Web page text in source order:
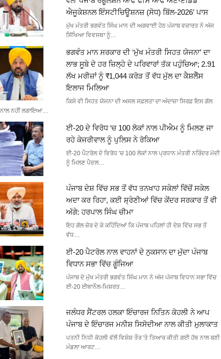
ਐਜੂਕੇਸ਼ਨਲ ਇੰਸਟੀਚਿਊਸ਼ਨਜ਼ (ਸੋਧ) ਬਿੱਲ-2026’ ਪਾਸ
ਮੁੱਖ ਮੰਤਰੀ ਭਗਵੰਤ ਸਿੰਘ ਮਾਨ ਦੀ ਅਗਵਾਈ ਹੇਠ ਪੰਜਾਬ ਵਜ਼ਾਰਤ ਨੇ ਅੱਜ
ਸਿੱਖਿਆ ਵਿਵਸਥਾ ਨੂੰ…
ਭਗਵੰਤ ਮਾਨ ਸਰਕਾਰ ਦੀ ‘ਮੁੱਖ ਮੰਤਰੀ ਸਿਹਤ ਯੋਜਨਾ’ ਦਾ
ਲਾਭ ਸੂਬੇ ਦੇ ਹਰ ਜ਼ਿਲ੍ਹੇ ਦੇ ਪਰਿਵਾਰਾਂ ਤੱਕ ਪਹੁੰਚਿਆ; 2.91
ਲੱਖ ਮਰੀਜ਼ਾਂ ਨੂੰ ₹1,044 ਕਰੋੜ ਤੋਂ ਵੱਧ ਮੁੱਲ ਦਾ ਕੈਸ਼ਲੈੱਸ
ਇਲਾਜ ਮਿਲਿਆ
ਕਿਸੇ ਵੀ ਸਿਹਤ ਯੋਜਨਾ ਦੀ ਅਸਲ ਸਫ਼ਲਤਾ ਦਾ ਅੰਦਾਜ਼ਾ ਸਿਰਫ਼ ਇਸ ਗੱਲ
ਨਾਲ ਨਹੀਂ ਲਗਾਇਆ…
ਈ-20 ਦੇ ਵਿਰੋਧ ‘ਚ 100 ਲੋਕਾਂ ਨਾਲ ਪੀਐਮ ਨੂੰ ਮਿਲਣ ਜਾ
ਰਹੇ ਕੇਜਰੀਵਾਲ ਨੂੰ ਪੁਲਿਸ ਨੇ ਰੋਕਿਆ
ਈ-20 ਪੈਟਰੋਲ ਦੇ ਵਿਰੋਧ 'ਚ 100 ਲੋਕਾਂ ਨਾਲ ਪ੍ਰਧਾਨ ਮੰਤਰੀ ਨਰਿੰਦਰ ਮੋਦੀ
ਨੂੰ ਮਿਲਣ ਪੈਦਲ…
ਪੰਜਾਬ ਦੇਸ਼ ਵਿੱਚ ਸਭ ਤੋਂ ਵੱਧ ਤਨਖਾਹ ਸਕੇਲਾਂ ਵਿੱਚੋਂ ਸਕੇਲ
ਅਦਾ ਕਰ ਰਿਹਾ, ਕਈ ਸ਼੍ਰੇਣੀਆਂ ਵਿੱਚ ਕੇਂਦਰ ਸਰਕਾਰ ਤੋਂ ਵੀ
ਅੱਗੇ: ਹਰਪਾਲ ਸਿੰਘ ਚੀਮਾ
ਇਹ ਗੱਲ ਜ਼ੋਰ ਦੇ ਕੇ ਕਹਿੰਦਿਆਂ ਕਿ ਪੰਜਾਬ ਪਹਿਲਾਂ ਹੀ ਦੇਸ਼ ਵਿੱਚ ਸਭ ਤੋਂ
ਵੱਧ…
ਈ-20 ਪੈਟਰੋਲ ਨਾਲ ਵਾਹਨਾਂ ਦੇ ਨੁਕਸਾਨ ਦਾ ਮੁੱਦਾ ਪੰਜਾਬ
ਵਿਧਾਨ ਸਭਾ ਵਿੱਚ ਗੂੰਜਿਆ
ਪੰਜਾਬ ਦੇ ਮੁੱਖ ਮੰਤਰੀ ਭਗਵੰਤ ਸਿੰਘ ਮਾਨ ਨੇ ਅੱਜ ਪੰਜਾਬ ਵਿਧਾਨ ਸਭਾ ਵਿੱਚ
ਈ-20 ਈਥਾਨੌਲ-ਮਿਸ਼ਰਤ…
ਜਲੰਧਰ ਸੈਂਟਰਲ ਹਲਕਾ ਇੰਚਾਰਜ ਨਿਤਿਨ ਕੋਹਲੀ ਨੇ ਆਪ
ਪੰਜਾਬ ਦੇ ਇੰਚਾਰਜ ਮਨੀਸ਼ ਸਿਸੋਦੀਆ ਨਾਲ ਕੀਤੀ ਮੁਲਾਕਾਤ
ਪਤਨੀ ਨਿਧੀ ਕੋਹਲੀ ਵੱਲੋਂ ਵਿਸ਼ੇਸ਼ ਤੌਰ 'ਤੇ ਤਿਆਰ ਕੀਤੀ ਗਈ ਹੱਥ ਨਾਲ ਬਣੀ
ਮੰਡਲਾ ਆਰਟ…